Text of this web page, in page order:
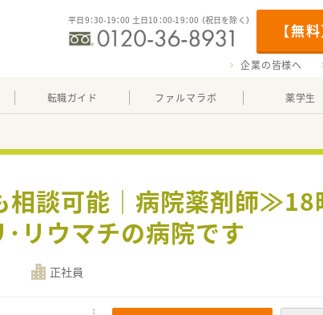
【無
平日9：30-19：00 土日10：00-19：00 （祝日を除く）
企業の皆様へ
転職ガイド ファルマラボ 薬学生
相談可能｜病院薬剤師
･リウマチの病院です
正社員